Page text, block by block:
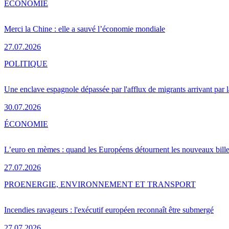
Merci la Chine : elle a sauvé l’économie mondiale
27.07.2026
ÉCONOMIE
Une enclave espagnole dépassée par l'afflux de migrants arrivant par
30.07.2026
POLITIQUE
L’euro en mèmes : quand les Européens détournent les nouveaux
27.07.2026
ÉCONOMIE
Incendies ravageurs : l'exécutif européen reconnaît être submergé
PROENERGIE, ENVIRONNEMENT ET TRANSPORT